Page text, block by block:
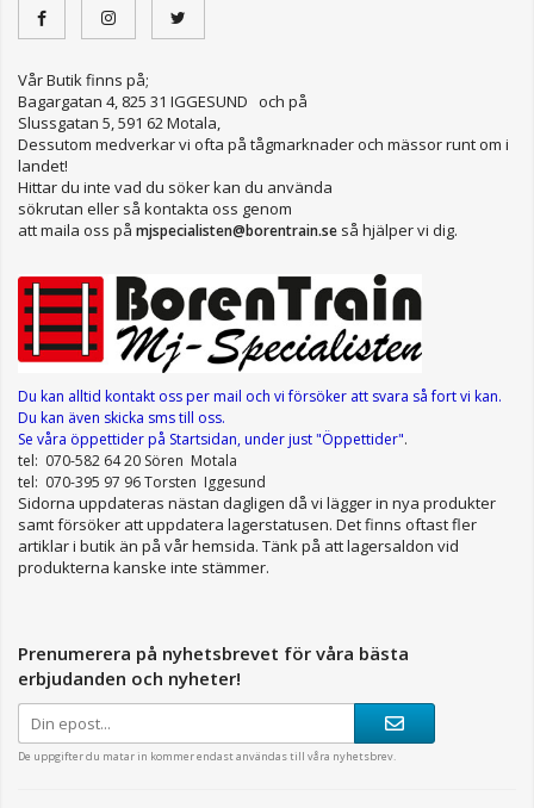
Vår Butik finns på;
Bagargatan 4, 825 31 IGGESUND och på
Slussgatan 5, 591 62 Motala,
Dessutom medverkar vi ofta på tågmarknader och mässor runt om i
landet!
Hittar du inte vad du söker kan du använda
sökrutan eller så kontakta oss genom
att maila oss på mjspecialisten@borentrain.se så hjälper vi dig.
Du kan alltid kontakt oss per mail och vi försöker att svara så fort vi kan.
Du kan även skicka sms till oss.
Se våra öppettiderpå Startsidan, under just "Öppettider".
tel: 070-582 64 20 Sören Motala
tel: 070-395 97 96 Torsten Iggesund
Sidorna uppdateras nästan dagligen då vi lägger in nya produkter
samt försöker att uppdatera lagerstatusen. Det finns oftast fler
artiklar i butik än på vår hemsida. Tänk på att lagersaldon vid
produkterna kanske inte stämmer.
Prenumerera på nyhetsbrevet för våra bästa
erbjudanden och nyheter!
De uppgifter du matar in kommer endast användas till våra nyhetsbrev.